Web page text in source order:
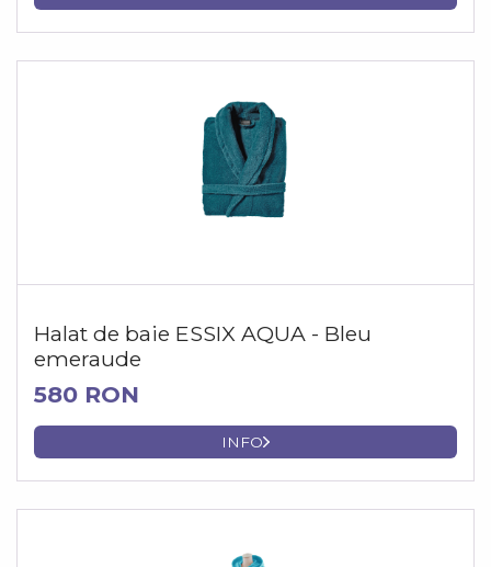
Halat de baie ESSIX AQUA - Bleu
emeraude
580 RON
INFO